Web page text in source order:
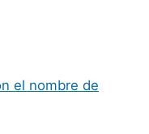
el nombre de